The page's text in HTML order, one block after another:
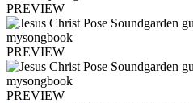
PREVIEW
PREVIEW
PREVIEW